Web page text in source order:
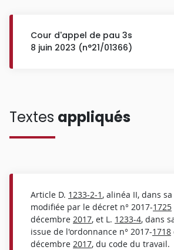
Cour d'appel de pau 3s
8 juin 2023 (n°21/01366)
Textes appliqués
Article D. 1233-2-1 , alinéa II, dans
modifiée par le décret n° 2017-1725
décembre 2017, et L. 1233-4, dans
issue de l'ordonnance n° 2017-1718
décembre 2017, du code du travail.